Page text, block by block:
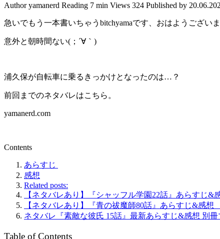
Author yamanerd Reading 7 min Views 324 Published by
急いでもう一本書いちゃうbitchyamaです、おはようございま
意外と朝時間ない(；´∀｀)
浦久保が自転車に乗るきっかけとなったのは…？
前回までのネタバレはこちら。
yamanerd.com
Contents
あらすじ
感想
Related posts:
【ネタバレあり】『シャッフル学園22話』あらす
【ネタバレあり】『青の祓魔師80話』あらすじ&感
ネタバレ『素敵な彼氏 15話』最新あらすじ&感想 別
Table of Contents